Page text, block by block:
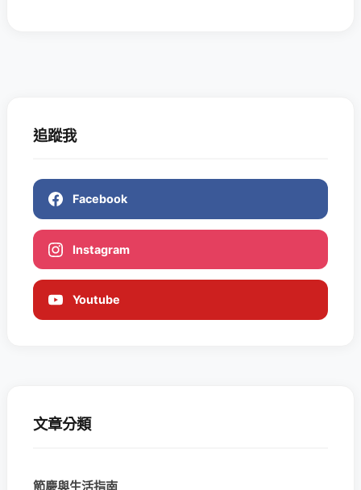
追蹤我
Facebook
Instagram
Youtube
文章分類
節慶與生活指南